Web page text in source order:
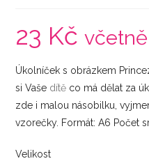
23 Kč
Úkolníček s obrázkem
si Vaše dítě co má dělat za
zde i malou násobilku,
vzorečky. Formát: A6 Počet
Velikost